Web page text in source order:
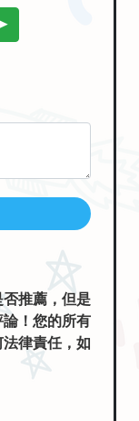
推薦，但是
！您的所有
律責任，如